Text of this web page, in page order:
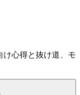
け心得と抜け道、モ